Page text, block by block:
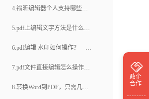
pdf编辑怎样做(34)
辑PDF文件？想要高效处理
4.福昕编辑器个人支持哪些常
见的文件格式？福昕编辑器个
5.pdf上编辑文字方法是什么？
如何对pdf文档中的图片进行编
6.pdf编辑 水印如何操作？
PDF文档怎么转换成PPT？
7.pdf文件直接编辑怎么操作？
使用福昕云编辑如何打印PDF
8.转换Word到PDF，只需几
政企
合作